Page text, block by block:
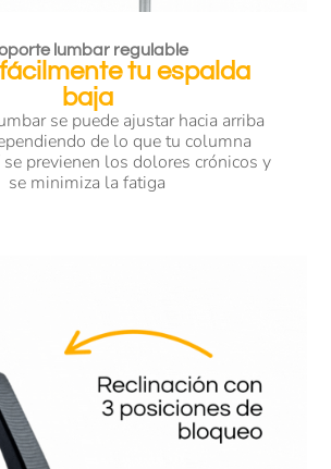
lumbar regulable
tu espalda
baja
se puede ajustar hacia arriba
de lo que tu columna
previenen los dolores crónicos y
se minimiza la fatiga